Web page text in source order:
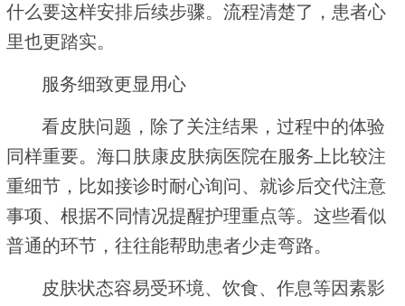
什么要这样安排后续步骤。流程清楚了，患者心
里也更踏实。
服务细致更显用心
看皮肤问题，除了关注结果，过程中的体验
同样重要。海口肤康皮肤病医院在服务上比较注
重细节，比如接诊时耐心询问、就诊后交代注意
事项、根据不同情况提醒护理重点等。这些看似
普通的环节，往往能帮助患者少走弯路。
皮肤状态容易受环境、饮食、作息等因素影